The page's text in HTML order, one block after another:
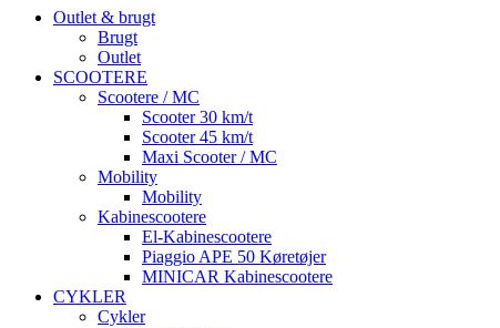
Outlet & brugt
Brugt
Outlet
SCOOTERE
Scootere / MC
Scooter 30 km/t
Scooter 45 km/t
Maxi Scooter / MC
Mobility
Mobility
Kabinescootere
El-Kabinescootere
Piaggio APE 50 Køretøjer
MINICAR Kabinescootere
CYKLER
Cykler